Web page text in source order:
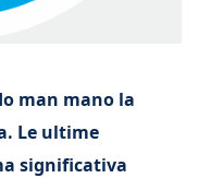
man mano la
Le ultime
significativa